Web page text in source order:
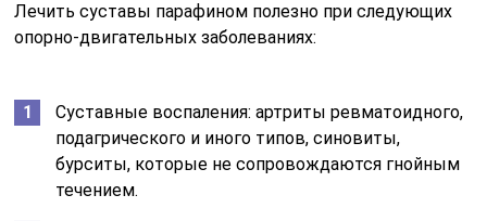
Лечить суставы парафином полезно при следующих
опорно-двигательных заболеваниях:
Суставные воспаления: артриты ревматоидного,
подагрического и иного типов, синовиты,
бурситы, которые не сопровождаются гнойным
течением.